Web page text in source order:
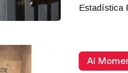
Estadística
Al